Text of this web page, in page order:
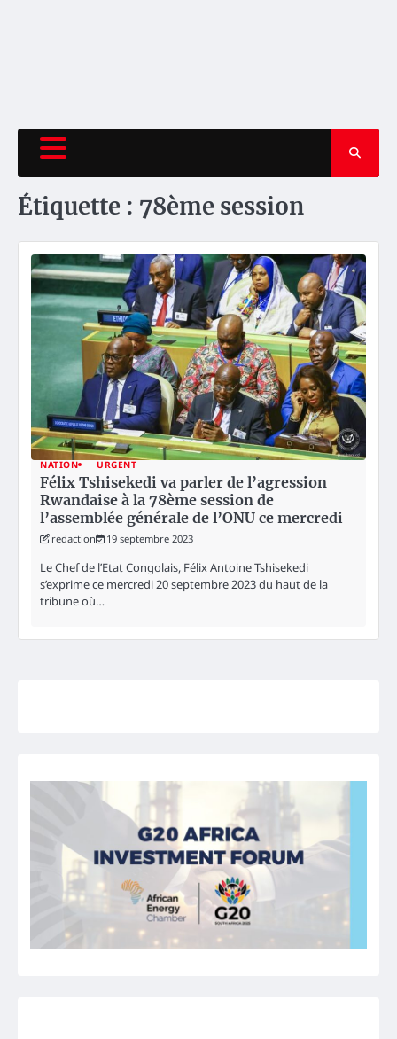
Étiquette : 78ème session
NATION URGENT
Félix Tshisekedi va parler de l’agression
Rwandaise à la 78ème session de
l’assemblée générale de l’ONU ce mercredi
redaction 19 septembre 2023
Le Chef de l’Etat Congolais, Félix Antoine Tshisekedi
s’exprime ce mercredi 20 septembre 2023 du haut de la
tribune où…